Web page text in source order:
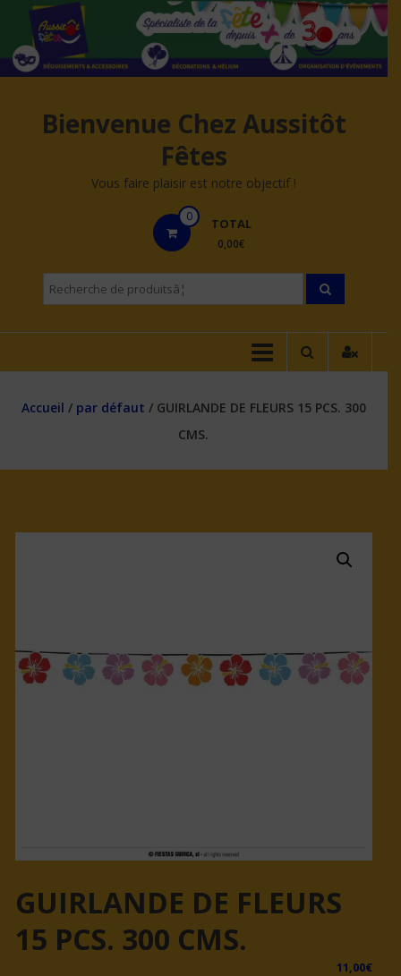
contenu
Bienvenue Chez Aussitôt
Fêtes
Vous faire plaisir est notre objectif !
0 TOTAL
0,00€
Recherche
pourÂ :
Accueil / par défaut / GUIRLANDE DE FLEURS 15 PCS. 300
CMS.
GUIRLANDE DE FLEURS
15 PCS. 300 CMS.
11,00€